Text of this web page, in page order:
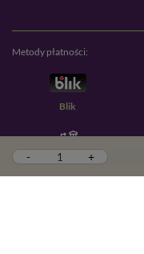
- +
Metody płatności:
Blik
Przelew zwykły